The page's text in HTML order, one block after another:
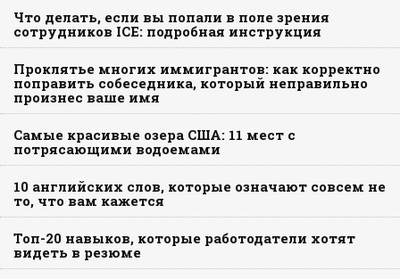
Что делать, если вы попали в поле зрения
сотрудников ICE: подробная инструкция
Проклятье многих иммигрантов: как корректно
поправить собеседника, который неправильно
произнес ваше имя
Самые красивые озера США: 11 мест с
потрясающими водоемами
10 английских слов, которые означают совсем не
то, что вам кажется
Топ-20 навыков, которые работодатели хотят
видеть в резюме